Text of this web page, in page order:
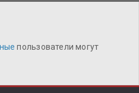
пользователи могут